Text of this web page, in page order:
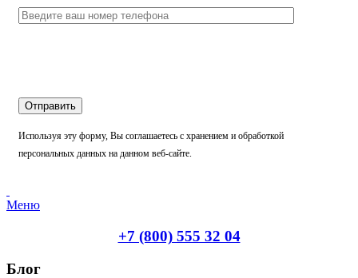
Используя эту форму, Вы соглашаетесь с хранением и обработкой
персональных данных на данном веб-сайте.
Меню
+7 (800) 555 32 04
Блог